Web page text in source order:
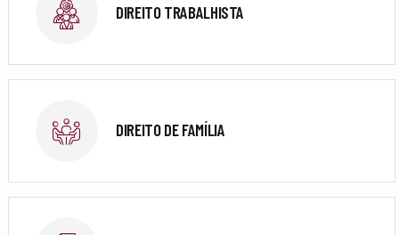
DIREITO TRABALHISTA
DIREITO DE FAMÍLIA